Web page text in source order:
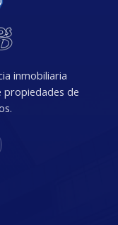
inmobiliaria
propiedades de